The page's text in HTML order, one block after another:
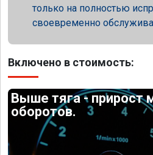
только на полностью
своевременно
Включено в стоимость:
Выше тяга - прирост
оборотов.